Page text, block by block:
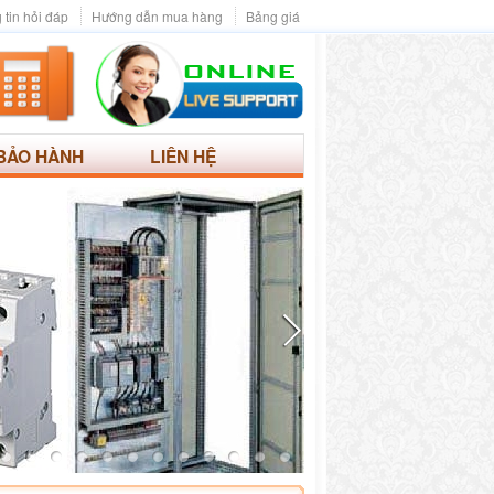
Bảng giá
Hướng dẫn mua hàng
tin hỏi đáp
HÀNH LIÊN HỆ